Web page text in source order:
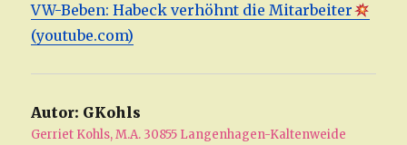
VW-Beben: Habeck verhöhnt die Mitarbeiter
(youtube.com)
Autor: GKohls
Gerriet Kohls, M.A. 30855 Langenhagen-Kaltenweide